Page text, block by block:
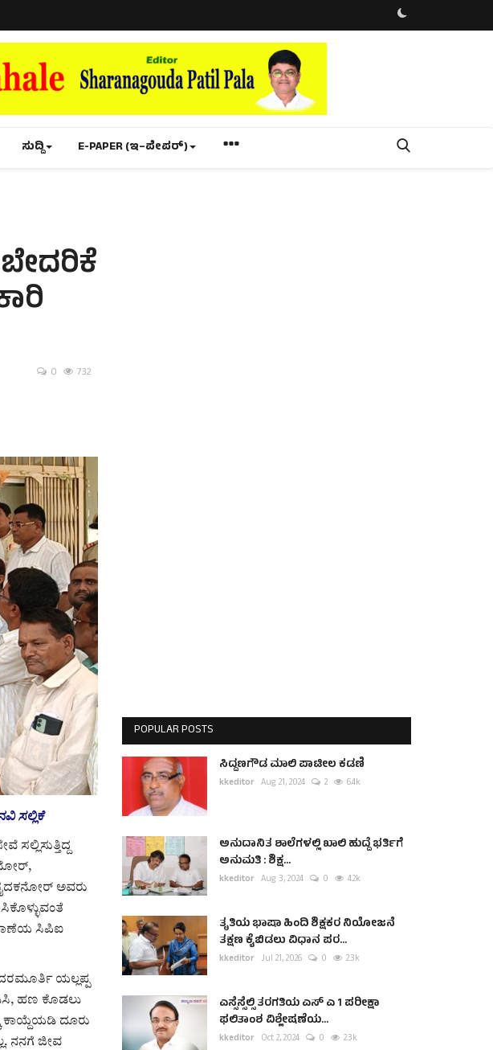
ಸುದ್ದಿ E-PAPER (ಇ–ಪೇಪರ್‌)
0 732
ಸಲ್ಲಿಕೆ
ಅವರು
ಠಾಣೆಯ ಸಿಪಿಐ
ಯಲ್ಲಪ್ಪ
ಹಣ ಕೊಡಲು
ಕಾಯ್ದೆಯಡಿ ದೂರು
ನನಗೆ ಜೀವ
POPULAR POSTS
ಸಿದ್ದಣಗೌಡ ಮಾಲಿ ಪಾಟೀಲ ಕಡಣಿ
kkeditor Aug 21, 2024 2 6.4k
ಅನುದಾನಿತ ಶಾಲೆಗಳಲ್ಲಿ ಖಾಲಿ ಹುದ್ದೆ ಭರ್ತಿಗೆ
ಅನುಮತಿ : ಶಿಕ್ಷ...
kkeditor Aug 3, 2024 0 4.2k
ತೃತಿಯ ಭಾಷಾ ಹಿಂದಿ ಶಿಕ್ಷಕರ ನಿಯೋಜನೆ
ತಕ್ಷಣ ಕೈಬಿಡಲು ವಿಧಾನ ಪರ...
kkeditor Jul 21, 2026 0 2.3k
ಎಸ್ಸೆಸ್ಸೆಲ್ಸಿ ತರಗತಿಯ ಎಸ್ ಎ 1 ಪರೀಕ್ಷಾ
ಫಲಿತಾಂಶ ವಿಶ್ಲೇಷಣೆಯ...
kkeditor Oct 2, 2024 0 2.3k